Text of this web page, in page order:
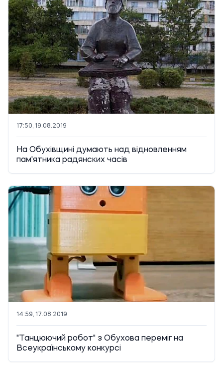
17:50, 19.08.2019
На Обухівщині думають над відновленням
пам'ятника радянских часів
14:59, 17.08.2019
"Танцюючий робот" з Обухова переміг на
Всеукраїнському конкурсі